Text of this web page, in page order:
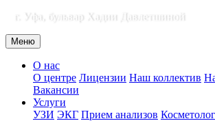
г. Уфа, бульвар Хадии Давлетшиной
Меню
О нас
О центре Лицензии Наш коллектив
Вакансии
Услуги
УЗИ ЭКГ Прием анализов